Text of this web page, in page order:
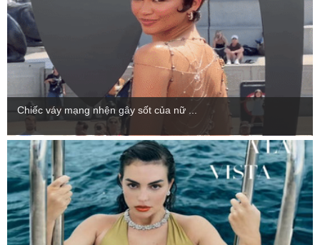
Chiếc váy mạng nhện gây sốt của nữ ...